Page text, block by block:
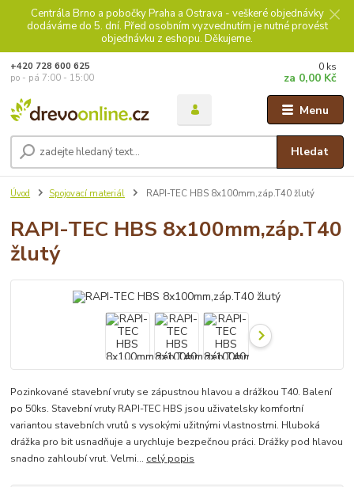
Centrála Brno a pobočky Praha a Ostrava - veškeré objednávky
dodáváme do 5. dní. Před osobním vyzvednutím je nutné provést
objednávku z eshopu. Děkujeme.
Menu
Hledat
+420 728 600 625
po - pá 7:00 - 15:00
0 ks
za 0,00 Kč
Úvod Spojovací materiál RAPI-TEC HBS 8x100mm,záp.T40 žlutý
RAPI-TEC HBS 8x100mm,záp.T40
žlutý
Pozinkované stavební vruty se zápustnou hlavou a drážkou T40. Balení
po 50ks. Stavební vruty RAPI-TEC HBS jsou uživatelsky komfortní
variantou stavebních vrutů s vysokými užitnými vlastnostmi. Hluboká
drážka pro bit usnadňuje a urychluje bezpečnou práci. Drážky pod hlavou
snadno zahloubí vrut. Velmi... celý popis